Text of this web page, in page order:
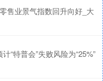
售业景气指数回升向好_大
“特普会”失败风险为“25%”